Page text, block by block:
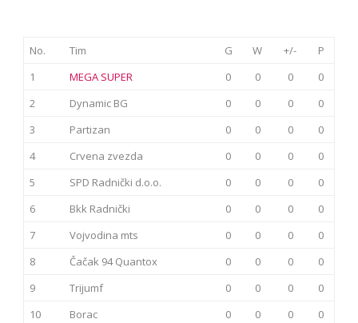
No. Tim G W +/-
P
1
MEGA SUPER 0 0 0
0
2
Dynamic BG 0 0 0
0
3
Partizan 0 0 0
0
4
Crvena zvezda 0 0 0
0
5
SPD Radnički d.o.o. 0 0 0
0
6
Bkk Radnički 0 0 0
0
7
Vojvodina mts 0 0 0
0
8
Čačak 94 Quantox 0 0 0
0
9
Trijumf 0 0 0
0
10
Borac 0 0 0
0